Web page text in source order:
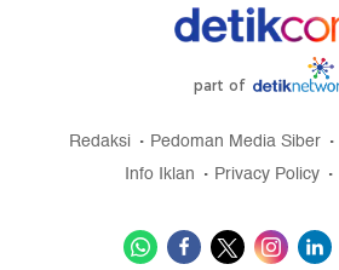
part of
Redaksi Pedoman Media Siber
Info Iklan
Privacy Policy